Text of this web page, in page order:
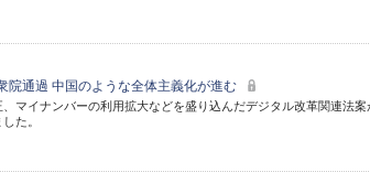
院通過 中国のような全体主義化が進む
マイナンバーの利用拡大などを盛り込んだデジタル改革関連法案
た。